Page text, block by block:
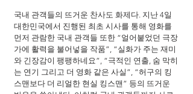
국내 관객들의 뜨거운 찬사도 화제다. 지난 4일
대한민국에서 진행된 최초 시사를 통해 영화를
먼저 관람한 국내 관객들 또한 “얼어붙었던 극장
가에 활력을 불어넣을 작품”, “실화가 주는 재미
와 긴장감이 팽팽하네요”, “극적인 연출, 숨 막히
는 연기 그리고 더 영화 같은 사실”, “허구의 킹
스맨보다 더 리얼한 현실 킹스맨” 등의 뜨거운